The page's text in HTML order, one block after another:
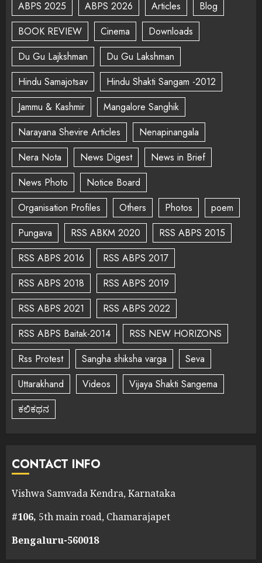
ABPS 2025
ABPS 2026 Articles
Blog
BOOK REVIEW
Cinema
Downloads
Du Gu Lajkshman
Du Gu Lakshman
Hindu Samajotsav
Hindu Shakti Sangam -2012
Jammu & Kashmir
Mangalore Sanghik
Narayana Shevire Articles
Nenapinangala
Nera Nota
News Digest
News in Brief
News Photo
Notice Board
Organisation Profiles
Others Photos
poem
Pungava
RSS ABKM 2020
RSS ABPS 2015
RSS ABPS 2016
RSS ABPS 2017
RSS ABPS 2018
RSS ABPS 2019
RSS ABPS 2021
RSS ABPS 2022
RSS ABPS Baitak-2014
RSS NEW HORIZONS
Rss Protest
Sangha shiksha varga
Seva
Uttarakhand
Videos
Vijaya Shakti Sangema
ಕಲಿಕಥನ
CONTACT INFO
Vishwa Samvada Kendra, Karnataka
#106, 5th main road, Chamarajapet
Bengaluru-560018